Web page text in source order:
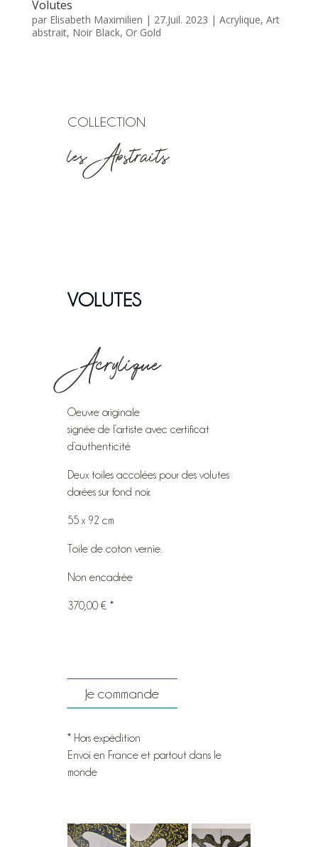
Volutes
par Elisabeth Maximilien | 27.Juil. 2023 | Acrylique, Art
abstrait, Noir Black, Or Gold
COLLECTION
les Abstraits
VOLUTES
Acrylique
Oeuvre originale
signée de l’artiste avec certificat
d’authenticité
Deux toiles accolées pour des volutes
dorées sur fond noir.
55 x 92 cm
Toile de coton vernie.
Non encadrée
370,00 € *
Je commande
* Hors expédition
Envoi en France et partout dans le
monde